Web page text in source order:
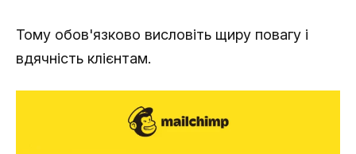
Тому обов'язково висловіть щиру повагу і
вдячність клієнтам.